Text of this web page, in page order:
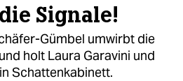
Signale!
Gümbel umwirbt die
holt Laura Garavini und
Schattenkabinett.